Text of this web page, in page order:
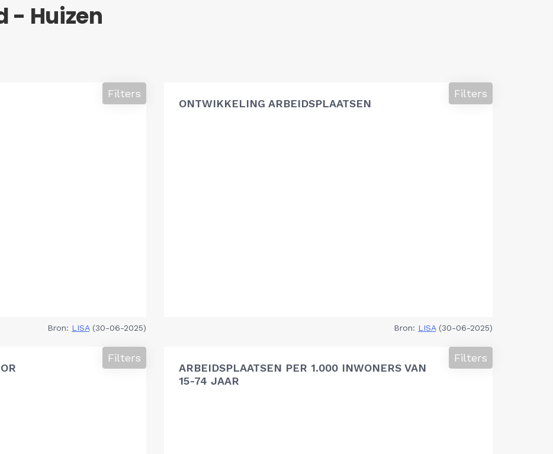
- Huizen
Filters
Bron: LISA(30-06-2025)
ONTWIKKELING ARBEIDSPLAATSEN
Filters
Bron: LISA(30-06-2025)
Filters
ARBEIDSPLAATSEN PER 1.000 INWONERS VAN
15-74 JAAR
Filters